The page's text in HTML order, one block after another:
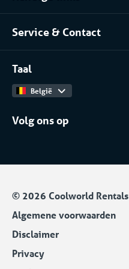
(Petro)chemie
Meer branches
Over Coolworld
Projecten
Werken bij
Catalogus
Service & Contact
Contact
Taal
België
Volg ons op
© 2026 Coolworld Rentals
Algemene voorwaarden
Disclaimer
Privacy